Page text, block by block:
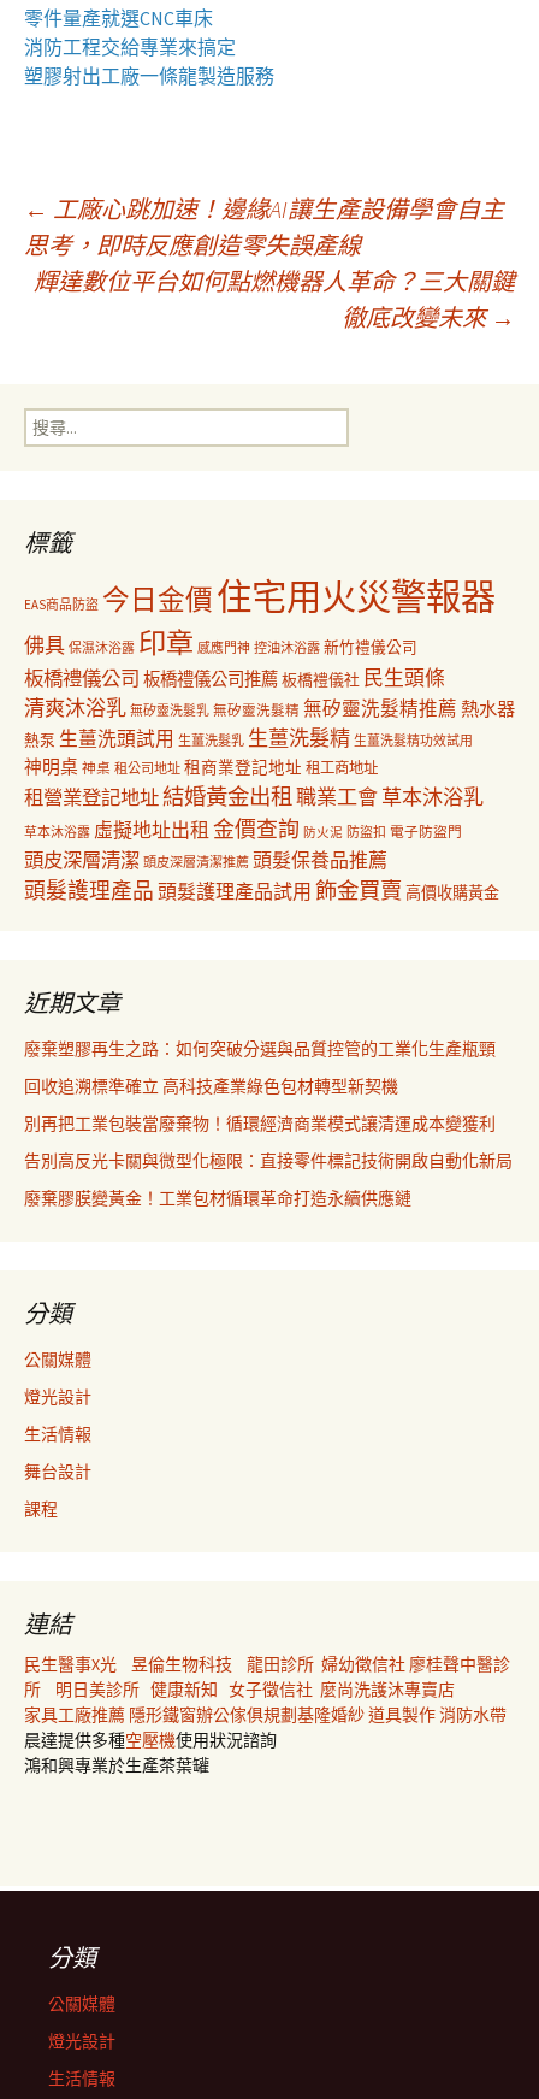
零件量產就選CNC車床
消防工程交給專業來搞定
塑膠射出工廠一條龍製造服務
文
章
覽
← 工廠心跳加速！邊緣AI讓生產設備學會自主
思考，即時反應創造零失誤產線
輝達數位平台如何點燃機器人革命？三大關鍵
徹底改變未來 →
搜
尋
標籤
EAS商品防盜 今日金價住宅用火災警報器
佛具 保濕沐浴露 印章 感應門神 控油沐浴露 新竹禮儀公司
板橋禮儀公司 板橋禮儀公司推薦板橋禮儀社 民生頭條
清爽沐浴乳 無矽靈洗髮乳 無矽靈洗髮精 無矽靈洗髮精推薦 熱水器
熱泵 生薑洗頭試用 生薑洗髮乳 生薑洗髮精 生薑洗髮精功效試用
神明桌 神桌 租公司地址 租商業登記地址 租工商地址
租營業登記地址結婚黃金出租職業工會草本沐浴乳
草本沐浴露 虛擬地址出租 金價查詢 防火泥 防盜扣 電子防盜門
頭皮深層清潔 頭皮深層清潔推薦 頭髮保養品推薦
頭髮護理產品 頭髮護理產品試用 飾金買賣 高價收購黃金
近期文章
廢棄塑膠再生之路：如何突破分選與品質控管的工業化生產瓶頸
回收追溯標準確立 高科技產業綠色包材轉型新契機
別再把工業包裝當廢棄物！循環經濟商業模式讓清運成本變獲利
告別高反光卡關與微型化極限：直接零件標記技術開啟自動化新局
廢棄膠膜變黃金！工業包材循環革命打造永續供應鏈
分類
公關媒體
燈光設計
生活情報
舞台設計
課程
連結
民生醫事X光 昱倫生物科技 龍田診所 婦幼徵信社 廖桂聲中醫診
所
明日美診所 健康新知 女子徵信社 麼尚洗護沐專賣店
家具工廠推薦 隱形鐵窗辦公傢俱規劃基隆婚紗道具製作消防水帶
晨達提供多種空壓機使用狀況諮詢
鴻和興專業於生產茶葉罐
分類
公關媒體
燈光設計
生活情報